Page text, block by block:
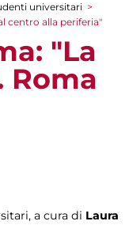
universitari >
centro alla periferia"
"La
Roma
a cura di Laura